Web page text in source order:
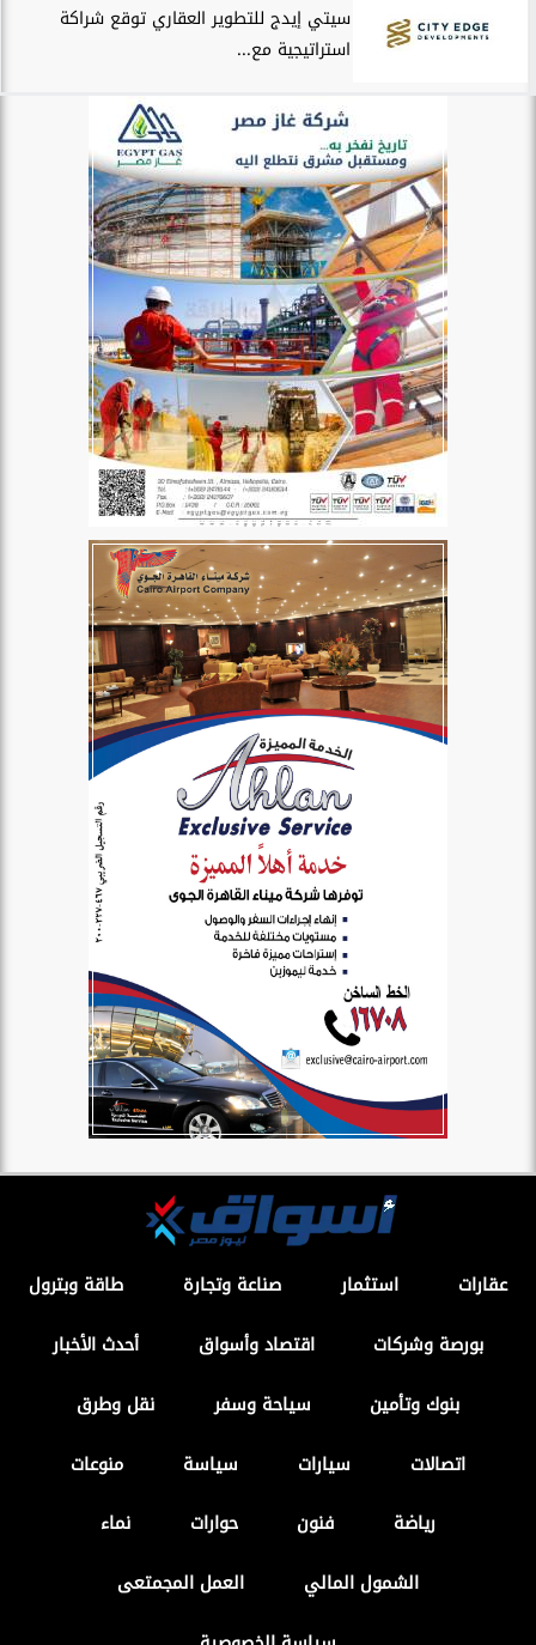
سيتي إيدج للتطوير العقاري توقع شراكة
استراتيجية مع...
عقارات استثمار صناعة وتجارة
طاقة وبترول
بورصة وشركات
اقتصاد وأسواق
أحدث الأخبار
بنوك وتأمين
سياحة وسفر
نقل وطرق
اتصالات
سيارات سياسة
منوعات
رياضة
فنون حوارات
نماء
الشمول المالي
العمل المجمتعى